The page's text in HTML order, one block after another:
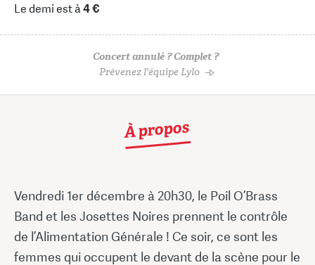
Le demi est à4 €
Concert annulé ? Complet ?
Prévenez l'équipe Lylo
À propos
Vendredi 1er décembre à 20h30, le Poil O’Brass
Band et les Josettes Noires prennent le contrôle
de l’Alimentation Générale ! Ce soir, ce sont les
femmes qui occupent le devant de la scène pour le